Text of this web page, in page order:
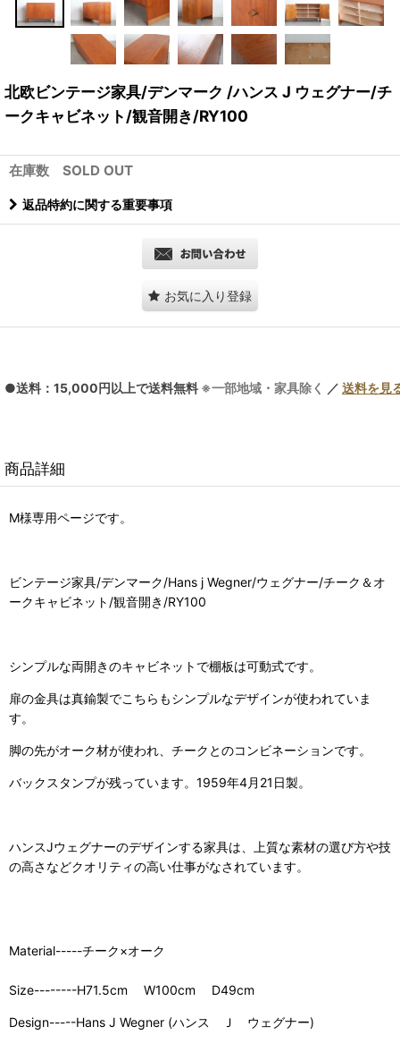
北欧ビンテージ家具/デンマーク /ハンス J ウェグナー/チ
ークキャビネット/観音開き/RY100
在庫数 SOLD OUT
返品特約に関する重要事項
お気に入り登録
●送料：15,000円以上で送料無料 ※一部地域・家具除く ／ 送料を見
商品詳細
M様専用ページです。
ビンテージ家具/デンマーク/Hans j Wegner/ウェグナー/チーク＆オ
ークキャビネット/観音開き/RY100
シンプルな両開きのキャビネットで棚板は可動式です。
扉の金具は真鍮製でこちらもシンプルなデザインが使われていま
す。
脚の先がオーク材が使われ、チークとのコンビネーションです。
バックスタンプが残っています。1959年4月21日製。
ハンスJウェグナーのデザインする家具は、上質な素材の選び方や技
の高さなどクオリティの高い仕事がなされています。
Material-----チーク×オーク
Size--------H71.5cm W100cm D49cm
Design-----Hans J Wegner (ハンス Ｊ ウェグナー)